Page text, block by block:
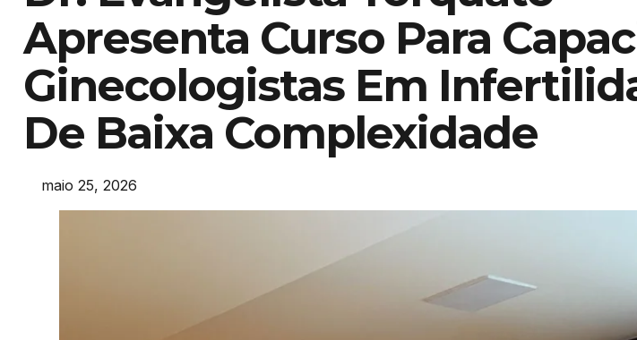
Apresenta Curso Para
Ginecologistas Em
De Baixa Complexidade
maio 25, 2026